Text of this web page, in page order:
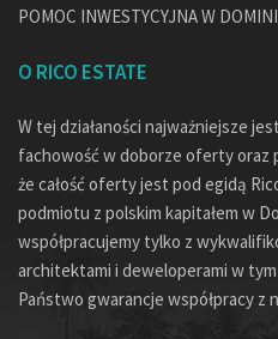
POMOC INWESTYCYJNA W
O RICO ESTATE
W tej działaności najważniejsze
fachowość w doborze oferty oraz
że całość oferty jest pod egidą
podmiotu z polskim kapitałem w
współpracujemy tylko z
architektami i deweloperami w
Państwo gwarancje współpracy z